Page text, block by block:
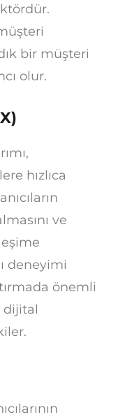
bir müşteri
olur.
hızlıca
ve
deneyimi
önemli
dijital